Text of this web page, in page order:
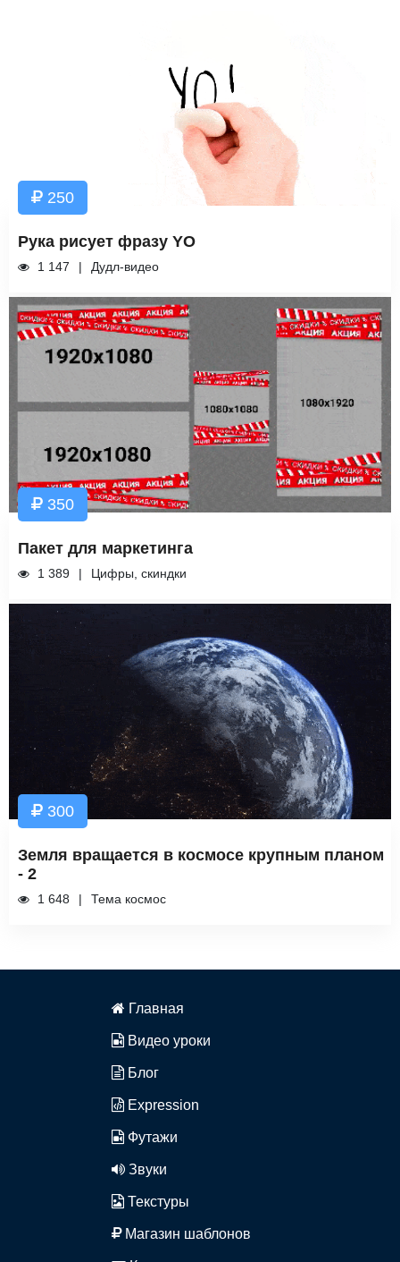
250
Рука рисует фразу YO
1 147 Дудл-видео
350
Пакет для маркетинга
1 389 Цифры, скиндки
300
Земля вращается в космосе крупным планом
- 2
1 648 Тема космос
Главная
Видео уроки
Блог
Expression
Футажи
Звуки
Текстуры
Магазин шаблонов